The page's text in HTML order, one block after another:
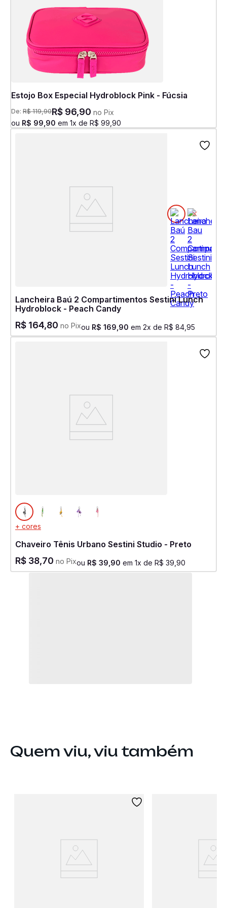
Estojo Box Especial Hydroblock Pink - Fúcsia
De: R$ 119,90R$ 96,90 no Pix
ou R$ 99 90 em 1x de R$ 99 90
Lancheira Baú 2 Compartimentos Sestini Lunch
Hydroblock - Peach Candy
R$ 164,80 no Pixou R$ 169 90 em 2x de R$ 84 95
+ cores
Chaveiro Tênis Urbano Sestini Studio - Preto
R$ 38,70 no Pixou R$ 39 90 em 1x de R$ 39 90
Quem viu, viu também